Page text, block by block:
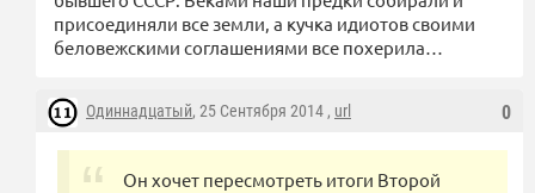
присоединяли все земли, а кучка идиотов своими
беловежскими соглашениями все похерила…
0
Одиннадцатый, 25 Сентября 2014 , url
Он хочет пересмотреть итоги Второй